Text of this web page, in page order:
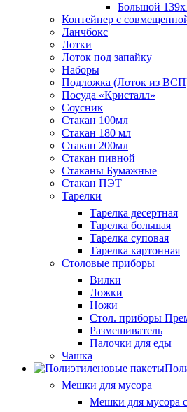
Большой
Контейнер с
Ланчбокс
Лотки
Лоток под запайку
Наборы
Подложка (Лоток из
Посуда «Кристалл»
Соусник
Стакан 100мл
Стакан 180 мл
Стакан 200мл
Стакан пивной
Стаканы Бумажные
Стакан ПЭТ
Тарелки
Тарелка десертная
Тарелка большая
Тарелка суповая
Тарелка картонная
Столовые приборы
Вилки
Ложки
Ножи
Стол. приборы
Размешиватель
Палочки для еды
Чашка
Мешки для мусора
Мешки для мусора с